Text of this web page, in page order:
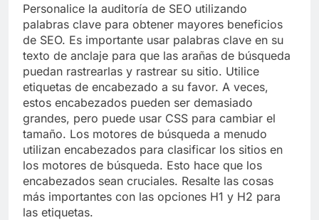
Personalice la auditoría de SEO utilizando
palabras clave para obtener mayores beneficios
de SEO. Es importante usar palabras clave en su
texto de anclaje para que las arañas de búsqueda
puedan rastrearlas y rastrear su sitio. Utilice
etiquetas de encabezado a su favor. A veces,
estos encabezados pueden ser demasiado
grandes, pero puede usar CSS para cambiar el
tamaño. Los motores de búsqueda a menudo
utilizan encabezados para clasificar los sitios en
los motores de búsqueda. Esto hace que los
encabezados sean cruciales. Resalte las cosas
más importantes con las opciones H1 y H2 para
las etiquetas.